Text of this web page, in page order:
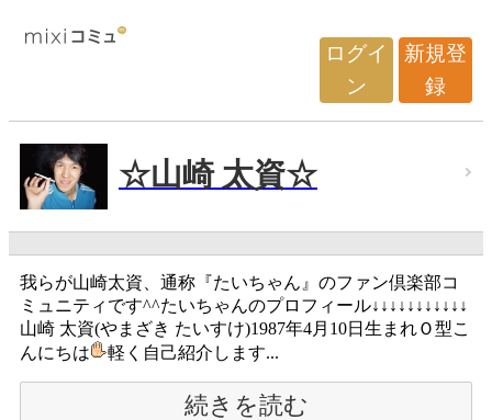
ログイ
ン
新規登
録
☆山崎 太資☆
我らが山崎太資、通称『たいちゃん』のファン倶楽部コ
ミュニティです^^たいちゃんのプロフィール↓↓↓↓↓↓↓↓↓↓↓
山崎 太資(やまざき たいすけ)1987年4月10日生まれＯ型こ
んにちは
軽く自己紹介します...
続きを読む